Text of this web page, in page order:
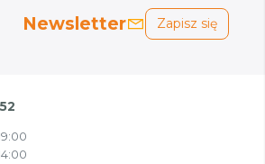
Newsletter Zapisz się